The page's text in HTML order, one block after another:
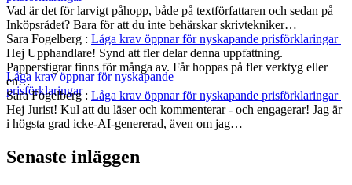
Låga krav öppnar för nyskapande
prisförklaringar
Vad är det för larvigt påhopp, både på textförfattaren och sedan på
Inköpsrådet? Bara för att du inte behärskar skrivtekniker…
Sara Fogelberg : Låga krav öppnar för nyskapande prisförklaringar
Hej Upphandlare! Synd att fler delar denna uppfattning.
Papperstigrar finns för många av. Får hoppas på fler verktyg eller
en…
Sara Fogelberg: Låga krav öppnar för nyskapande prisförklaringar
Hej Jurist! Kul att du läser och kommenterar - och engagerar! Jag är
i högsta grad icke-AI-genererad, även om jag…
Senaste inläggen